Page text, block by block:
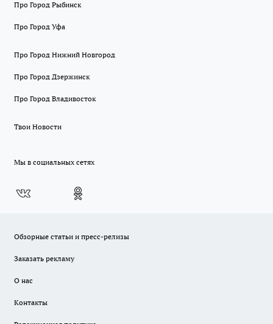
Про Город Рыбинск
Про Город Уфа
Про Город Нижний Новгород
Про Город Дзержинск
Про Город Владивосток
Твои Новости
Мы в социальных сетях
Обзорные статьи и пресс-релизы
Заказать рекламу
О нас
Контакты